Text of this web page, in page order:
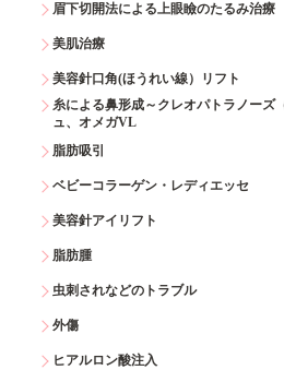
眉下切開法による上眼瞼のたるみ治療
美肌治療
美容針口角(ほうれい線）リフト
糸による鼻形成～クレオパトラノー
ュ、オメガVL
脂肪吸引
ベビーコラーゲン・レディエッセ
美容針アイリフト
脂肪腫
虫刺されなどのトラブル
外傷
ヒアルロン酸注入